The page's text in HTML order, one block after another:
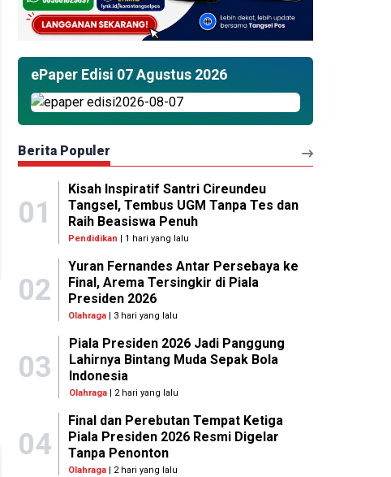
ePaper Edisi 07 Agustus 2026
Berita Populer
01
Kisah Inspiratif Santri Cireundeu
Tangsel, Tembus UGM Tanpa Tes dan
Raih Beasiswa Penuh
Pendidikan | 1 hari yang lalu
02
Yuran Fernandes Antar Persebaya ke
Final, Arema Tersingkir di Piala
Presiden 2026
Olahraga | 3 hari yang lalu
03
Piala Presiden 2026 Jadi Panggung
Lahirnya Bintang Muda Sepak Bola
Indonesia
Olahraga| 2 hari yang lalu
04
Final dan Perebutan Tempat Ketiga
Piala Presiden 2026 Resmi Digelar
Tanpa Penonton
Olahraga | 2 hari yang lalu